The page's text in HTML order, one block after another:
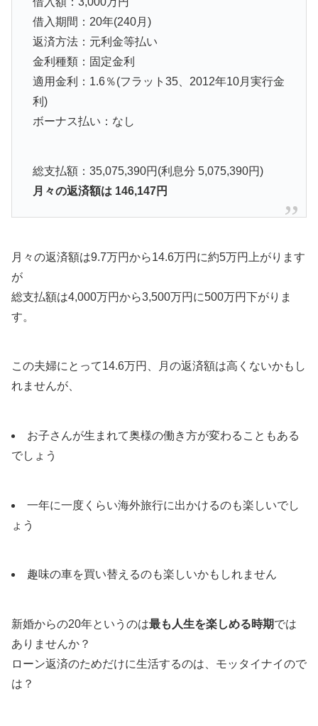
借入期間：20年(240月)
返済方法：元利金等払い
金利種類：固定金利
適用金利：1.6％(フラット35、2012年10月実行金
利)
ボーナス払い：なし
総支払額：35,075,390円(利息分 5,075,390円)
月々の返済額は 146,147円
月々の返済額は9.7万円から14.6万円に約5万円上がります
が
総支払額は4,000万円から3,500万円に500万円下がりま
す。
この夫婦にとって14.6万円、月の返済額は高くないかもし
れませんが、
お子さんが生まれて奥様の働き方が変わることもある
でしょう
一年に一度くらい海外旅行に出かけるのも楽しいでし
ょう
趣味の車を買い替えるのも楽しいかもしれません
新婚からの20年というのは最も人生を楽しめる時期では
ありませんか？
ローン返済のためだけに生活するのは、モッタイナイので
は？